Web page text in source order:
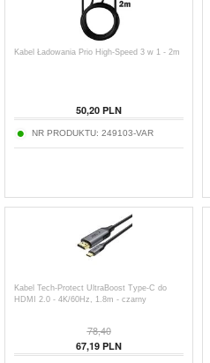
Kabel Ładowania Prio High-Speed 3 w 1 - 2m
50,20 PLN
NR PRODUKTU: 249103-VAR
Kabel Tech-Protect UltraBoost Type-C do
HDMI 2.0 - 4K/60Hz, 1.8m - czarny
78,40
67,19 PLN